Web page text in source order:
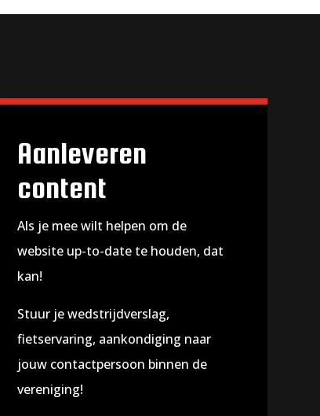
Aanleveren
content
Als je mee wilt helpen om de
website up-to-date te houden, dat
kan!
Stuur je wedstrijdverslag,
fietservaring, aankondiging naar
jouw contactpersoon binnen de
vereniging!